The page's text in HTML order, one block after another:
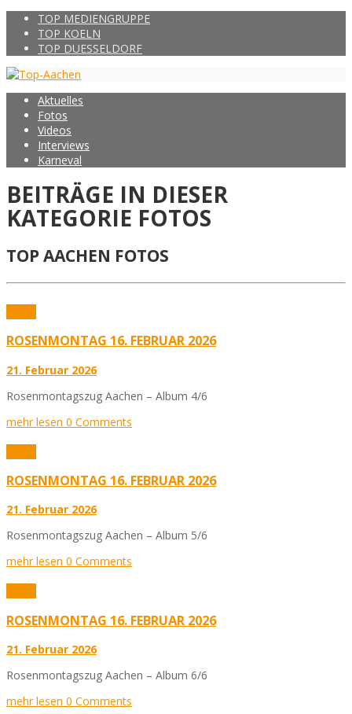
TOP MEDIENGRUPPE
TOP KOELN
TOP DUESSELDORF
Aktuelles
Fotos
Videos
Interviews
Karneval
BEITRÄGE IN DIESER
KATEGORIE FOTOS
TOP AACHEN FOTOS
ROSENMONTAG 16. FEBRUAR 2026
21. Februar 2026
Rosenmontagszug Aachen – Album 4/6
mehr lesen 0 Comments
ROSENMONTAG 16. FEBRUAR 2026
21. Februar 2026
Rosenmontagszug Aachen – Album 5/6
mehr lesen 0 Comments
ROSENMONTAG 16. FEBRUAR 2026
21. Februar 2026
Rosenmontagszug Aachen – Album 6/6
mehr lesen 0 Comments